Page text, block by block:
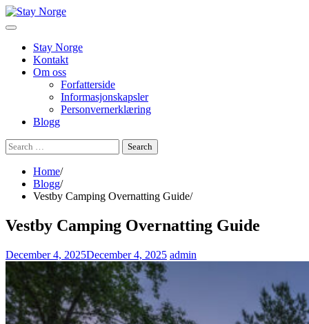
Skip
to
Stay Norge
Kontakt
Om oss
Forfatterside
Informasjonskapsler
Personvernerklæring
Blogg
Search
for:
Home
Blogg
Vestby Camping Overnatting Guide
Vestby Camping Overnatting Guide
December 4, 2025December 4, 2025 admin